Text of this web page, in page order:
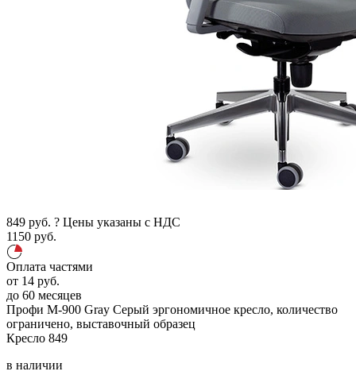
849 руб. ? Цены указаны с НДС
1150 руб.
Оплата частями
от 14 руб.
до 60 месяцев
Профи М-900 Gray Серый эргономичное кресло, количество
ограничено, выставочный образец
Кресло 849
в наличии